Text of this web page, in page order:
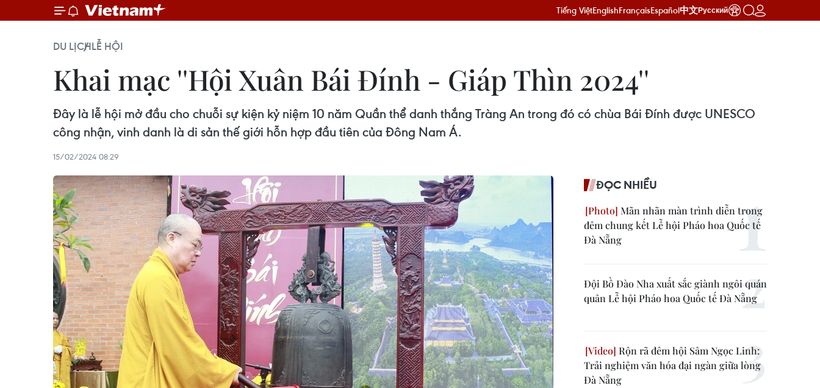
Tiếng ViệtEnglishFrançaisEspañol中文Русский
DU LỊCHLỄ HỘI
Khai mạc ''Hội Xuân Bái Đính - Giáp Thìn 2024''
Đây là lễ hội mở đầu cho chuỗi sự kiện kỷ niệm 10 năm Quần thể danh thắng Tràng An trong đó có chùa Bái Đính được UNESCO
công nhận, vinh danh là di sản thế giới hỗn hợp đầu tiên của Đông Nam Á.
15/02/2024 08:29
ĐỌC NHIỀU
Mãn nhãn màn trình diễn trong
đêm chung kết Lễ hội Pháo hoa Quốc tế
Đà Nẵng
Đội Bồ Đào Nha xuất sắc giành ngôi quán
quân Lễ hội Pháo hoa Quốc tế Đà Nẵng
Rộn rã đêm hội Sâm Ngọc Linh:
Trải nghiệm văn hóa đại ngàn giữa lòng
Đà Nẵng